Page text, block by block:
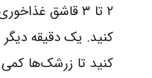
۲ تا ۳ قاشق
کنید. یک دقیقه
کنید تا زرشک‌ها